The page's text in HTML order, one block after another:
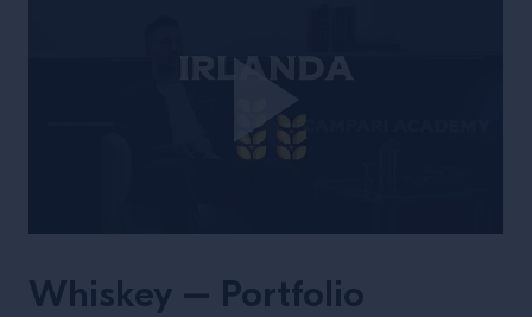
Whiskey – Portfolio